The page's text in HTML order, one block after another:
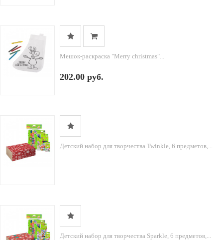
Мешок-раскраска "Merry christmas"...
202.00 руб.
Детский набор для творчества Twinkle, 6 предметов,...
Детский набор для творчества Sparkle, 6 предметов,...